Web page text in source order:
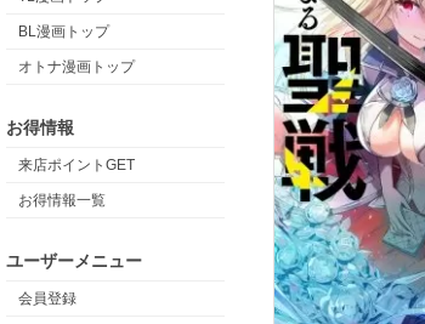
BL漫画トップ
オトナ漫画トップ
お得情報
来店ポイントGET
お得情報一覧
ユーザーメニュー
会員登録